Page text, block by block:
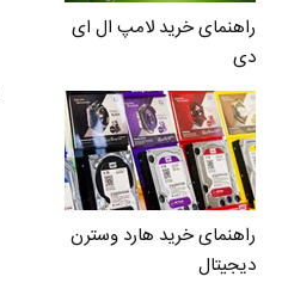
راهنمای خرید لامپ ال ای
دی
راهنمای خرید هارد وسترن
دیجیتال